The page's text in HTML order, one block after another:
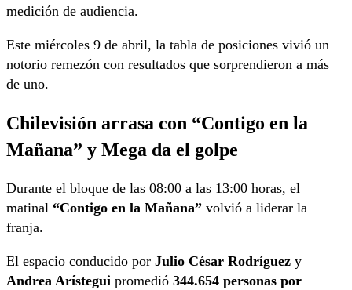
medición de audiencia.
Este miércoles 9 de abril, la tabla de posiciones vivió un
notorio remezón con resultados que sorprendieron a más
de uno.
Chilevisión arrasa con “Contigo en la
Mañana” y Mega da el golpe
Durante el bloque de las 08:00 a las 13:00 horas, el
matinal “Contigo en la Mañana” volvió a liderar la
franja.
El espacio conducido por Julio César Rodríguez y
Andrea Arístegui promedió 344.654 personas por